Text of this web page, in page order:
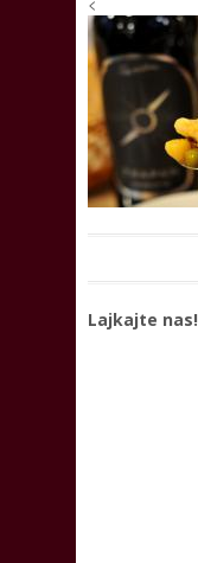
Lajkajte nas!